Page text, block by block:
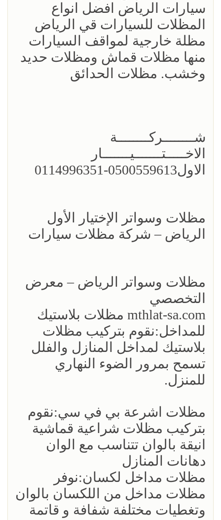
سيارات الرياض افضل انواع
المظلات للسيارات قي الرياض
مظلة خارجية لمواقف السيارات
منها مظلات قماش ومظلات حديد
وخشب. مظلات الحدائق
شــــــــركــــــــة
الاخـــــتـــــــيـــــــار
الاول0500559613-0114996351
مظلات وسواتر الإختيار الأول
الرياض – شركة مظلات سيارات
مظلات وسواتر الرياض – معرض
التخصصي
mthlat-sa.com مظلات بلاستيك
للمداخل:نقوم بتركيب مظلات
بلاستيك لمداخل المنازل والفلل
تسمح بمرور الضوء النهاري
للمنزل.
مظلات اشرعة بي في سي:نقوم
بتركيب مظلات شراعية قماشية
انيقة بالوان تتناسب مع الوان
دهانات المنازل
مظلات مداخل لكسان:نوفر
مظلات مداخل من اللكسان بالوان
وتغطيات مختلفة شفافة و قاتمة